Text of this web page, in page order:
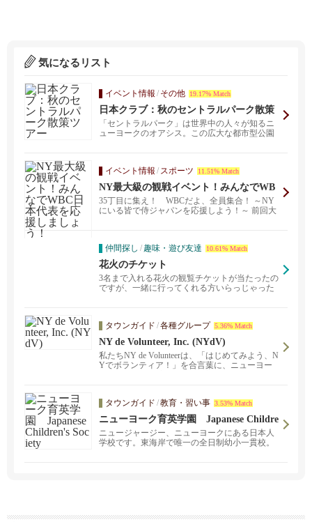
気になるリスト
イベント情報 / その他 19.17% Match
日本クラブ：秋のセントラルパーク散策
ツアー
「セントラルパーク」は世界中の人々が知るニ
ューヨークのオアシス。この広大な都市型公園
イベント情報 / スポーツ 11.51% Match
NY最大級の観戦イベント！みんなでWB
C日本代表を応援しましょう！
35丁目に集え！ WBCだよ、全員集合！ ～NY
にいる皆で侍ジャパンを応援しよう！～ 前回大
仲間探し / 趣味・遊び友達 10.61% Match
花火のチケット
3名まで入れる花火の観覧チケットが当たったの
ですが、一緒に行ってくれる方いらっじゃった
タウンガイド /各種グループ 5.36% Match
NY de Volunteer, Inc. (NYdV)
私たちNY de Volunteerは、「はじめてみよう、N
Yでボランティア！」を合言葉に、ニューヨー
め、私たちと一緒に活動するスタッフも募集し
ています。 また、当団体へのご寄付や、ご協力
いただける学校や企業様からのご連絡もお待ち
しております。
タウンガイド /教育・習い事 3.53% Match
ニューヨーク育英学園 Japanese Childre
n's Society
ニュージャージー、ニューヨークにある日本人
学校です。東海岸で唯一の全日制幼小一貫校。